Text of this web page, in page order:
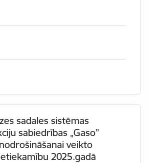
sadales sistēmas
sabiedrības „Gaso”
veikto
2025.gadā